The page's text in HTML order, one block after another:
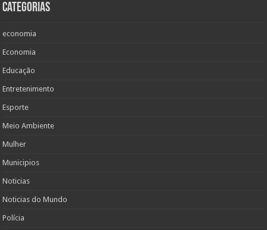
Categorias
economia
Economia
Educação
Entretenimento
Esporte
Meio Ambiente
Mulher
Municipios
Noticias
Noticias do Mundo
Polícia